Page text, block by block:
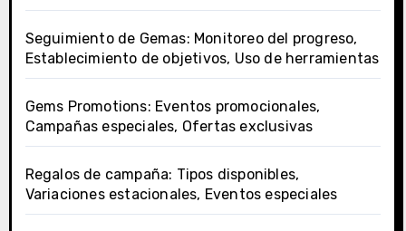
Seguimiento de Gemas: Monitoreo del progreso,
Establecimiento de objetivos, Uso de herramientas
Gems Promotions: Eventos promocionales,
Campañas especiales, Ofertas exclusivas
Regalos de campaña: Tipos disponibles,
Variaciones estacionales, Eventos especiales